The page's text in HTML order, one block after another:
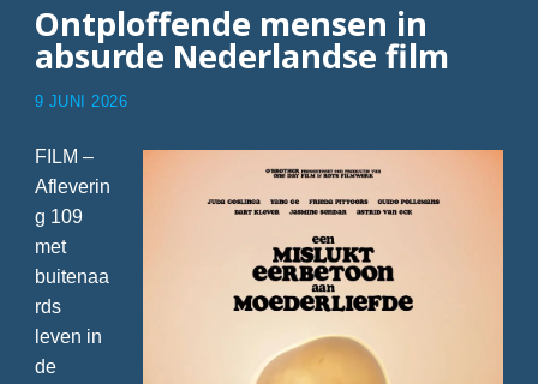
Ontploffende mensen in
absurde Nederlandse film
9 JUNI 2026
FILM –
Afleverin
g 109
met
buitenaa
rds
leven in
de